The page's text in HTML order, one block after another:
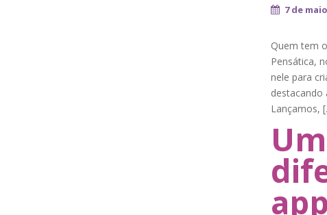
7 de
Quem tem
Pensática,
nele para
destacando
Lançamos,